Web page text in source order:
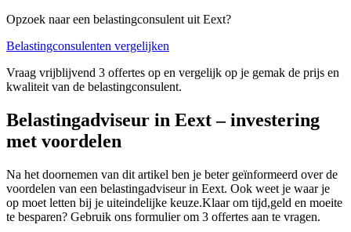
Opzoek naar een belastingconsulent uit Eext?
Belastingconsulenten vergelijken
Vraag vrijblijvend 3 offertes op en vergelijk op je gemak de prijs en
kwaliteit van de belastingconsulent.
Belastingadviseur in Eext – investering
met voordelen
Na het doornemen van dit artikel ben je beter geïnformeerd over de
voordelen van een belastingadviseur in Eext. Ook weet je waar je
op moet letten bij je uiteindelijke keuze.Klaar om tijd,geld en moeite
te besparen? Gebruik ons formulier om 3 offertes aan te vragen.